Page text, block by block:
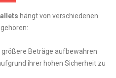
hängt von verschiedenen
größere Beträge aufbewahren
ihrer hohen Sicherheit zu